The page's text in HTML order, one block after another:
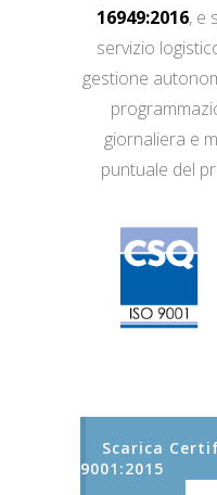
16949:2016, e
servizio
gestione
giornaliera e
puntuale del
Scarica
9001:2015